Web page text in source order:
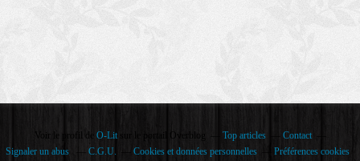
Voir le profil de O-Litsur le portail Overblog Top articles
Contact
Signaler un abus
C.G.U. Cookies et données personnelles Préférences cookies